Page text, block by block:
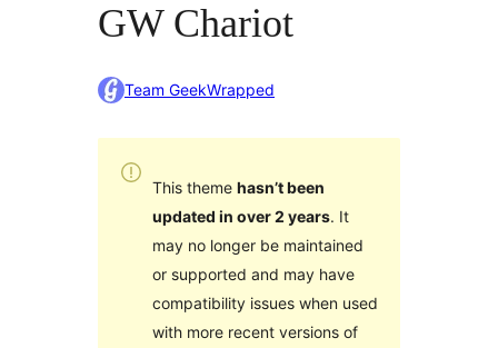
GW Chariot
Team GeekWrapped
This theme hasn’t been
updated in over 2 years. It
may no longer be maintained
or supported and may have
compatibility issues when used
with more recent versions of